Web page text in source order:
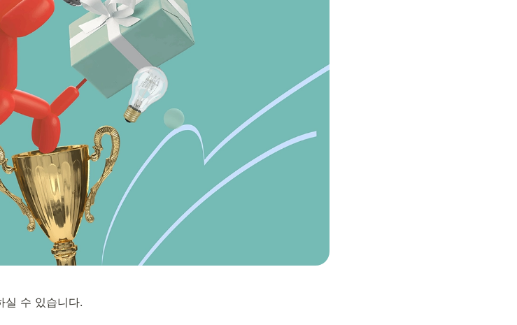
수 있습니다.